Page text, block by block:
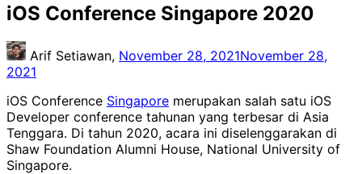
iOS Conference Singapore 2020
Arif Setiawan, November 28, 2021November 28,
2021
iOS Conference Singapore merupakan salah satu iOS
Developer conference tahunan yang terbesar di Asia
Tenggara. Di tahun 2020, acara ini diselenggarakan di
Shaw Foundation Alumni House, National University of
Singapore.